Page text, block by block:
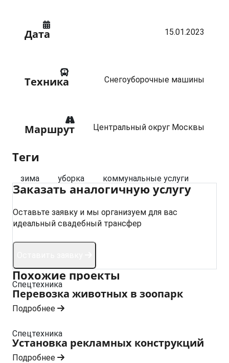
Дата 15.01.2023
Техника Снегоуборочные машины
Маршрут Центральный округ Москвы
Теги
зима уборка коммунальные услуги
Заказать аналогичную услугу
Оставьте заявку и мы организуем для вас
идеальный свадебный трансфер
Похожие проекты
Спецтехника
Перевозка животных в зоопарк
Подробнее
Спецтехника
Установка рекламных конструкций
Подробнее